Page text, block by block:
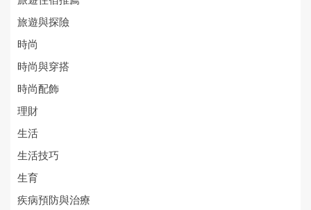
旅遊與探險
時尚
時尚與穿搭
時尚配飾
理財
生活
生活技巧
生育
疾病預防與治療